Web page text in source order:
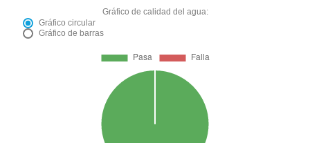
Gráfico de calidad del agua:
Gráfico circular
Gráfico de barras